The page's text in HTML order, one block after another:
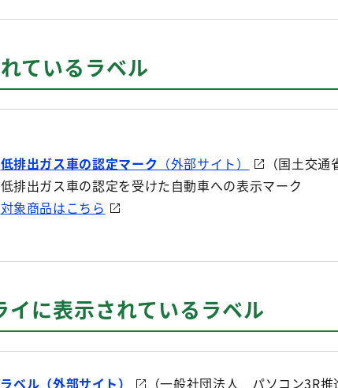
ているラベル
低排出ガス車の認定マーク （外部サイト）
（国土交
低排出ガス車の認定を受けた自動車への表示マーク
対象商品はこちら
に表示されているラベル
ベル （外部サイト）
（一般社団法人 パソコン3R